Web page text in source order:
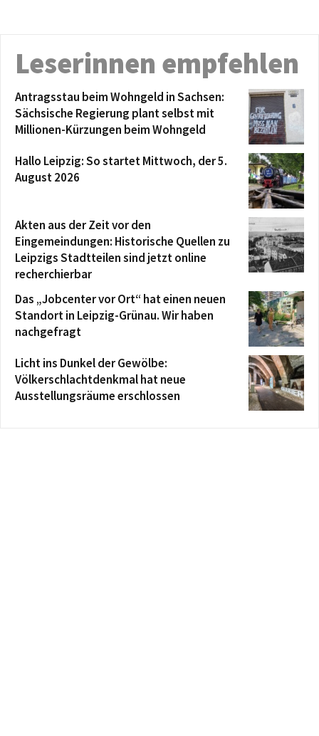
Leserinnen empfehlen
Antragsstau beim Wohngeld in Sachsen:
Sächsische Regierung plant selbst mit
Millionen-Kürzungen beim Wohngeld
Hallo Leipzig: So startet Mittwoch, der 5.
August 2026
Akten aus der Zeit vor den
Eingemeindungen: Historische Quellen zu
Leipzigs Stadtteilen sind jetzt online
recherchierbar
Das „Jobcenter vor Ort“ hat einen neuen
Standort in Leipzig-Grünau. Wir haben
nachgefragt
Licht ins Dunkel der Gewölbe:
Völkerschlachtdenkmal hat neue
Ausstellungsräume erschlossen